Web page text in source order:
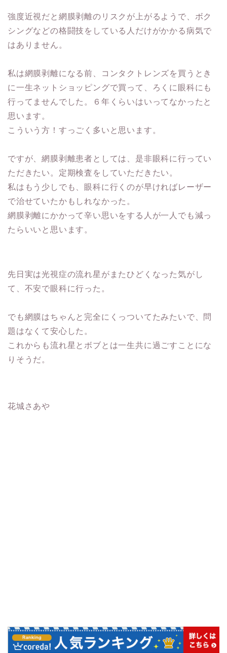
強度近視だと網膜剥離のリスクが上がるようで、ボク
シングなどの格闘技をしている人だけがかかる病気で
はありません。
私は網膜剥離になる前、コンタクトレンズを買うとき
に一生ネットショッピングで買って、ろくに眼科にも
行ってませんでした。６年くらいはいってなかったと
思います。
こういう方！すっごく多いと思います。
ですが、網膜剥離患者としては、是非眼科に行ってい
ただきたい。定期検査をしていただきたい。
私はもう少しでも、眼科に行くのが早ければレーザー
で治せていたかもしれなかった。
網膜剥離にかかって辛い思いをする人が一人でも減っ
たらいいと思います。
先日実は光視症の流れ星がまたひどくなった気がし
て、不安で眼科に行った。
でも網膜はちゃんと完全にくっついてたみたいで、問
題はなくて安心した。
これからも流れ星とボブとは一生共に過ごすことにな
りそうだ。
花城さあや